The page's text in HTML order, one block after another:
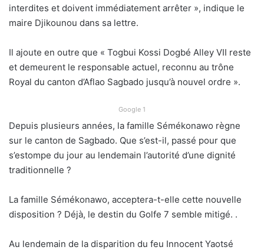
interdites et doivent immédiatement arrêter », indique le
maire Djikounou dans sa lettre.
Il ajoute en outre que « Togbui Kossi Dogbé Alley VII reste
et demeurent le responsable actuel, reconnu au trône
Royal du canton d’Aflao Sagbado jusqu’à nouvel ordre ».
Google 1
Depuis plusieurs années, la famille Sémékonawo règne
sur le canton de Sagbado. Que s’est-il, passé pour que
s’estompe du jour au lendemain l’autorité d’une dignité
traditionnelle ?
La famille Sémékonawo, acceptera-t-elle cette nouvelle
disposition ? Déjà, le destin du Golfe 7 semble mitigé. .
Au lendemain de la disparition du feu Innocent Yaotsé